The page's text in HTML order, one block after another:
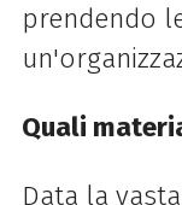
prendendo
Quali
Data la